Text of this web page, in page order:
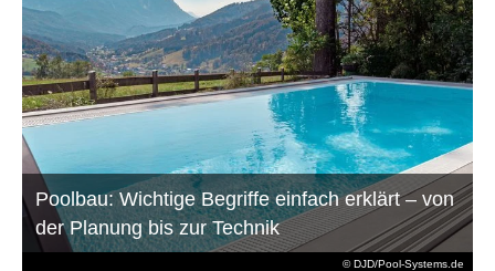
© DJD/Pool-Systems.de
Poolbau: Wichtige Begriffe einfach erklärt – von
der Planung bis zur Technik